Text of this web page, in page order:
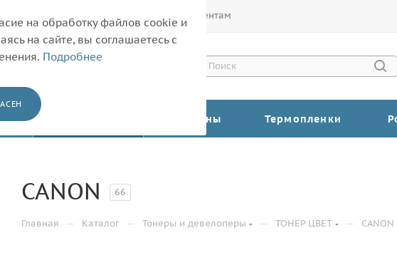
Корпоративным клиентам
Барабаны Термопленки
CANON 66
Главная — Каталог — Тонеры и девелоперы — ТОНЕР ЦВЕТ — CANON
на обработку файлов cookie и
на сайте, вы соглашаетесь с
Подробнее